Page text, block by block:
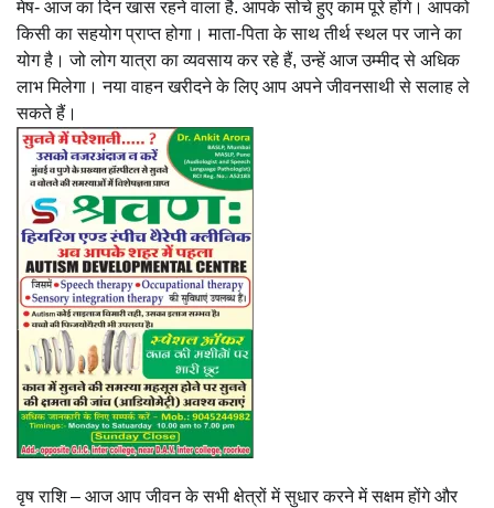
मेष- आज का दिन खास रहने वाला है. आपके सोचे हुए काम पूरे होंगे। आपको
किसी का सहयोग प्राप्त होगा। माता-पिता के साथ तीर्थ स्थल पर जाने का
योग है। जो लोग यात्रा का व्यवसाय कर रहे हैं, उन्हें आज उम्मीद से अधिक
लाभ मिलेगा। नया वाहन खरीदने के लिए आप अपने जीवनसाथी से सलाह ले
सकते हैं।
वृष राशि – आज आप जीवन के सभी क्षेत्रों में सुधार करने में सक्षम होंगे और